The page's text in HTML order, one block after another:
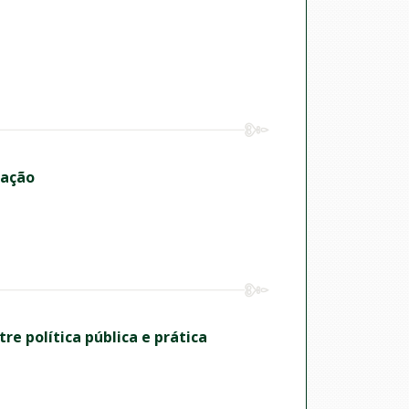
política pública e prática